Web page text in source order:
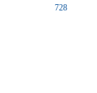
728